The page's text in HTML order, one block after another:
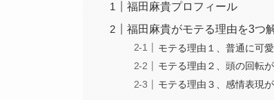
福田麻貴プロフィール
福田麻貴がモテる理由を3つ
モテる理由１、普通に可
モテる理由２、頭の回転
モテる理由３、感情表現